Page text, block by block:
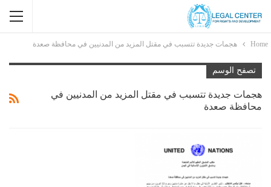
Home هجمات جديدة تتسبب في مقتل المزيد من المدنيين في محافظة صعدة
تصفح الوسم
هجمات جديدة تتسبب في مقتل المزيد من المدنيين في
محافظة صعدة